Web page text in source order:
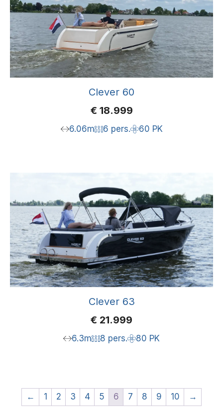
Clever 60
€ 18.999
6.06m 6 pers. 60 PK
Clever 63
€ 21.999
6.3m 8 pers. 80 PK
← 1 2 3 4 5 6 7 8 9 10 →